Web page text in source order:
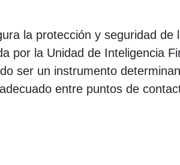
la protección y seguridad de
por la Unidad de Inteligencia
ser un instrumento
entre puntos de